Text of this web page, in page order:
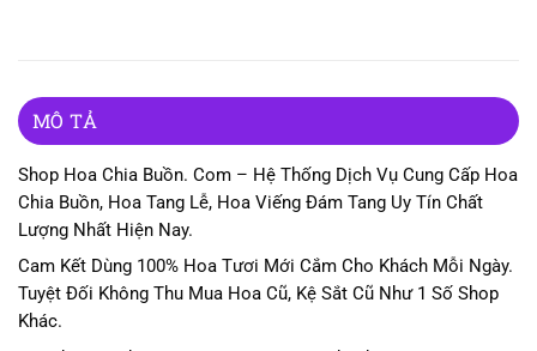
MÔ TẢ
Shop Hoa Chia Buồn. Com – Hệ Thống Dịch Vụ Cung Cấp Hoa
Chia Buồn, Hoa Tang Lễ, Hoa Viếng Đám Tang Uy Tín Chất
Lượng Nhất Hiện Nay.
Cam Kết Dùng 100% Hoa Tươi Mới Cắm Cho Khách Mỗi Ngày.
Tuyệt Đối Không Thu Mua Hoa Cũ, Kệ Sắt Cũ Như 1 Số Shop
Khác.